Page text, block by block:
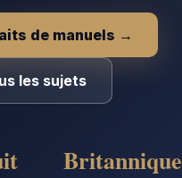
de manuels →
les sujets
Britannique